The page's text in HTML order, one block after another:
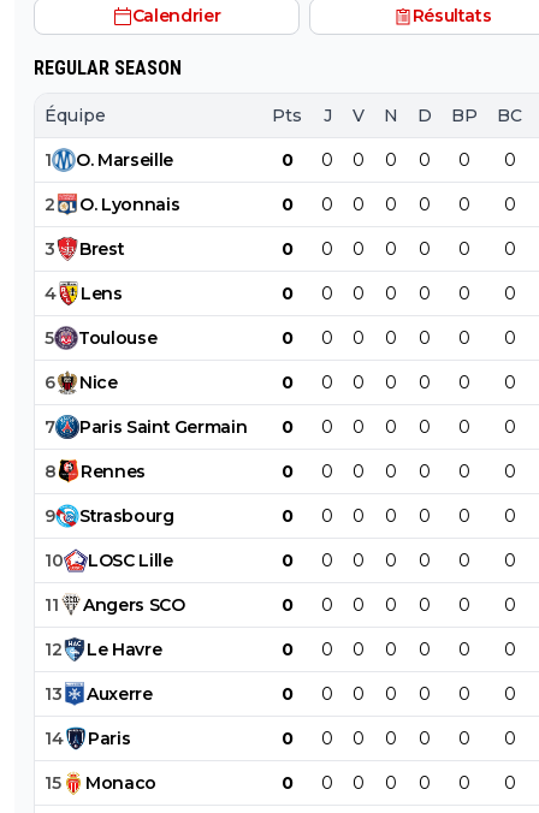
Calendrier Résultats
REGULAR SEASON
Équipe Pts J V N D BP BC
1 O. Marseille 0 0 0 0 0 0 0
2 O. Lyonnais 0 0 0 0 0 0 0
3 Brest 0 0 0 0 0 0 0
4 Lens 0 0 0 0 0 0 0
5 Toulouse 0 0 0 0 0 0 0
6 Nice 0 0 0 0 0 0 0
7 Paris Saint Germain 0 0 0 0 0 0 0
8 Rennes 0 0 0 0 0 0 0
9 Strasbourg 0 0 0 0 0 0 0
10 LOSC Lille 0 0 0 0 0 0 0
11 Angers SCO 0 0 0 0 0 0 0
12 Le Havre 0 0 0 0 0 0 0
13 Auxerre 0 0 0 0 0 0 0
14 Paris 0 0 0 0 0 0 0
15 Monaco 0 0 0 0 0 0 0